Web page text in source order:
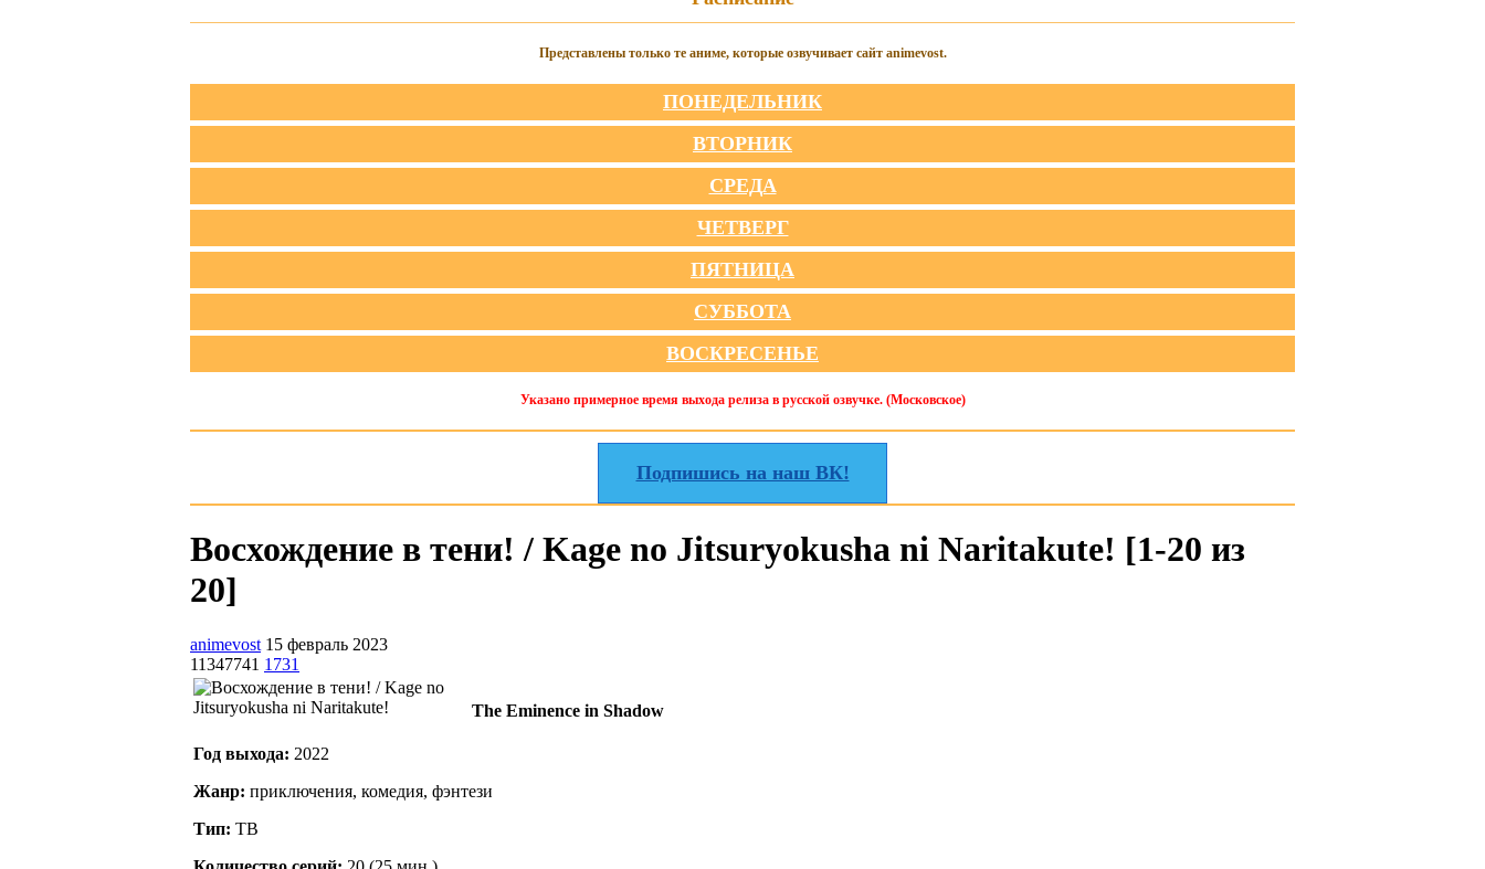
Представлены только те аниме, которые озвучивает сайт animevost.
ПОНЕДЕЛЬНИК
ВТОРНИК
СРЕДА
ЧЕТВЕРГ
ПЯТНИЦА
СУББОТА
ВОСКРЕСЕНЬЕ
Указано примерное время выхода релиза в русской озвучке. (Московское)
Подпишись на наш ВК!
Восхождение в тени! / Kage no Jitsuryokusha ni Naritakute! [1-20 из
20]
animevost 15 февраль 2023
11347741 1731
The Eminence in Shadow
Год выхода: 2022
Жанр: приключения, комедия, фэнтези
Тип: ТВ